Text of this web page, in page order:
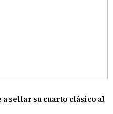
sellar su cuarto clásico al